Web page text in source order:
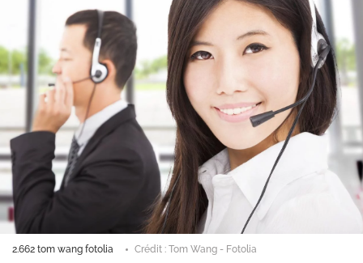
2.662 tom wang fotolia Crédit : Tom Wang - Fotolia